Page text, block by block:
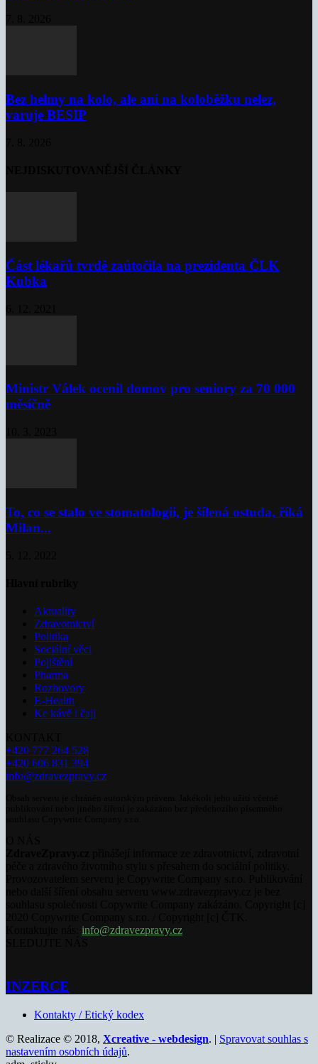
Bez helmy na kolo, ale ani na koloběžku nelez,
varuje BESIP
Část lékařů tvrdě zaútočila na prezidenta ČLK
Kubka
Ministr Válek ocenil domov pro seniory za 70 000
měsíčně
To, co se stalo ve stomatologii, je šílená ostuda, říká
Milan...
Aktuality
Zdravotnictví
Politika
Sociální věci
Pojištění
Pharma
Rozhovory
E-Health
Ke kávě i čaji
+420 777 264 528
+420 606 831 394
info@zdravezpravy.cz
info@zdravezpravy.cz
INZERCE
Kontakty / Etický kodex
© Realizace © 2018, Xcreative - webdesign. | Spravovat souhlas s
nastavením osobních údajů.